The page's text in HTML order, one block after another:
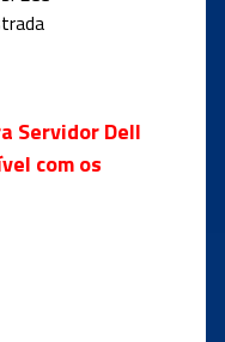
Servidor Dell
com os